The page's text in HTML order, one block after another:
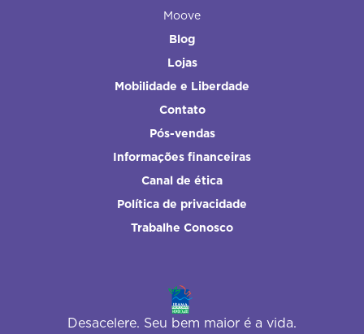
Moove
Blog
Lojas
Mobilidade e Liberdade
Contato
Pós-vendas
Informações financeiras
Canal de ética
Política de privacidade
Trabalhe Conosco
Desacelere. Seu bem maior é a vida.